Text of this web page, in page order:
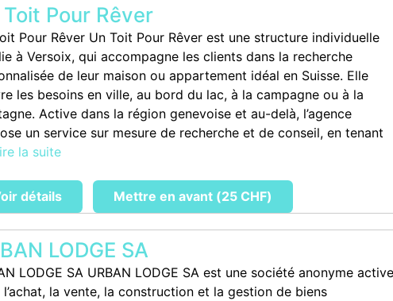
Toit Pour Rêver
Pour Rêver Un Toit Pour Rêver est une structure individuelle
à Versoix, qui accompagne les clients dans la recherche
de leur maison ou appartement idéal en Suisse. Elle
les besoins en ville, au bord du lac, à la campagne ou à la
Active dans la région genevoise et au-delà, l’agence
un service sur mesure de recherche et de conseil, en tenant
la suite
détails Mettre en avant (25 CHF)
LODGE SA
LODGE SA URBAN LODGE SA est une société anonyme active
l’achat, la vente, la construction et la gestion de biens